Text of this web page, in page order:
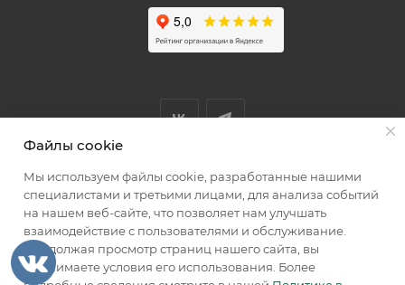
Мы принимаем к оплате
2026 © КИИК МАРКЕТ
Файлы cookie
Мы используем файлы cookie, разработанные нашими
специалистами и третьими лицами, для анализа событий
на нашем веб-сайте, что позволяет нам улучшать
взаимодействие с пользователями и обслуживание.
Продолжая просмотр страниц нашего сайта, вы
принимаете условия его использования. Более